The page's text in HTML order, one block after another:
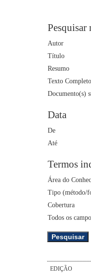
Pesquisar
Autor
Título
Resumo
Texto Completo
Documento(s)
Data
De
Até
Termos
Área do
Tipo (método/
Cobertura
Todos os
EDIÇÃO